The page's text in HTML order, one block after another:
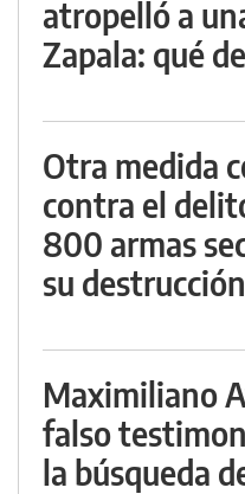
atropelló a
Zapala: qué
Otra medida
contra el
800 armas
su destrucción
Maximiliano
falso
la búsqueda